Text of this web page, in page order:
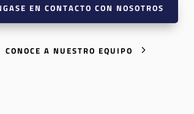
EN CONTACTO CON NOSOTROS
CONOCE A NUESTRO EQUIPO